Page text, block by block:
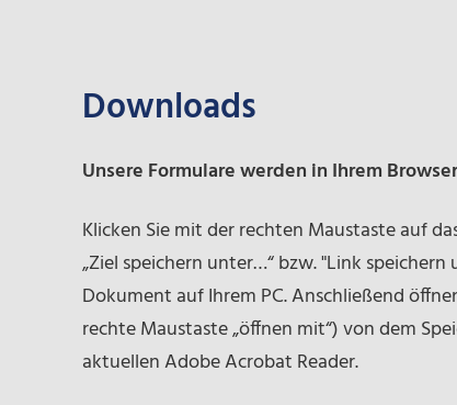
Downloads
Unsere Formulare werden in Ihrem
Klicken Sie mit der rechten Maustaste auf
„Ziel speichern unter…“ bzw. "Link speichern
Dokument auf Ihrem PC. Anschließend
rechte Maustaste „öffnen mit“) von dem
aktuellen Adobe Acrobat Reader.